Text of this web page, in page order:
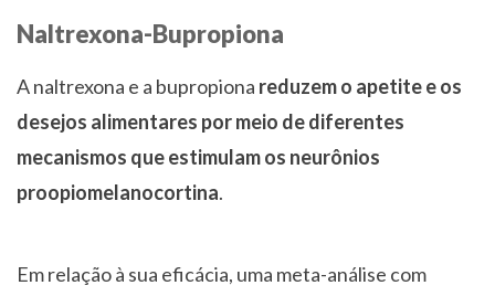
Naltrexona-Bupropiona
A naltrexona e a bupropiona reduzem o apetite e os
desejos alimentares por meio de diferentes
mecanismos que estimulam os neurônios
proopiomelanocortina.
Em relação à sua eficácia, uma meta-análise com